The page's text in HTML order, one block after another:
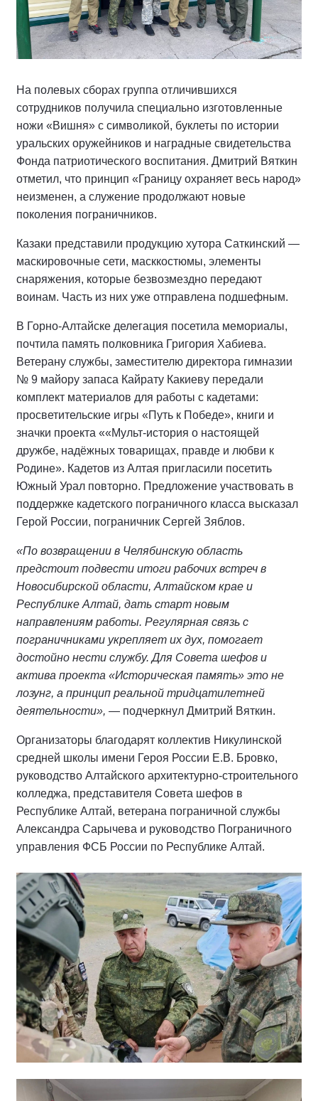
На полевых сборах группа отличившихся
сотрудников получила специально изготовленные
ножи «Вишня» с символикой, буклеты по истории
уральских оружейников и наградные свидетельства
Фонда патриотического воспитания. Дмитрий Вяткин
отметил, что принцип «Границу охраняет весь народ»
неизменен, а служение продолжают новые
поколения пограничников.
Казаки представили продукцию хутора Саткинский —
маскировочные сети, масккостюмы, элементы
снаряжения, которые безвозмездно передают
воинам. Часть из них уже отправлена подшефным.
В Горно-Алтайске делегация посетила мемориалы,
почтила память полковника Григория Хабиева.
Ветерану службы, заместителю директора гимназии
№ 9 майору запаса Кайрату Какиеву передали
комплект материалов для работы с кадетами:
просветительские игры «Путь к Победе», книги и
значки проекта ««Мульт-история о настоящей
дружбе, надёжных товарищах, правде и любви к
Родине». Кадетов из Алтая пригласили посетить
Южный Урал повторно. Предложение участвовать в
поддержке кадетского пограничного класса высказал
Герой России, пограничник Сергей Зяблов.
«По возвращении в Челябинскую область
предстоит подвести итоги рабочих встреч в
Новосибирской области, Алтайском крае и
Республике Алтай, дать старт новым
направлениям работы. Регулярная связь с
пограничниками укрепляет их дух, помогает
достойно нести службу. Для Совета шефов и
актива проекта «Историческая память» это не
лозунг, а принцип реальной тридцатилетней
деятельности», — подчеркнул Дмитрий Вяткин.
Организаторы благодарят коллектив Никулинской
средней школы имени Героя России Е.В. Бровко,
руководство Алтайского архитектурно-строительного
колледжа, представителя Совета шефов в
Республике Алтай, ветерана пограничной службы
Александра Сарычева и руководство Пограничного
управления ФСБ России по Республике Алтай.